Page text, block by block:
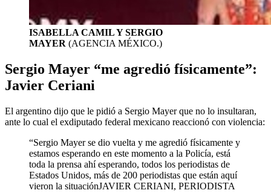
ISABELLA CAMIL Y SERGIO
MAYER (AGENCIA MÉXICO.)
Sergio Mayer “me agredió físicamente”:
Javier Ceriani
El argentino dijo que le pidió a Sergio Mayer que no lo insultaran,
ante lo cual el exdiputado federal mexicano reaccionó con violencia:
“Sergio Mayer se dio vuelta y me agredió físicamente y
estamos esperando en este momento a la Policía, está
toda la prensa ahí esperando, todos los periodistas de
Estados Unidos, más de 200 periodistas que están aquí
vieron la situaciónJAVIER CERIANI, PERIODISTA